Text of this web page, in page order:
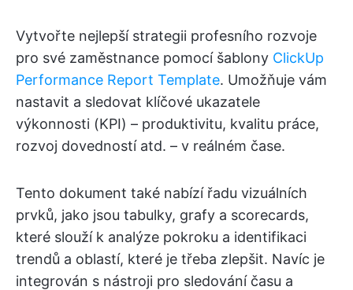
Vytvořte nejlepší strategii profesního rozvoje
pro své zaměstnance pomocí šablony ClickUp
Performance Report Template. Umožňuje vám
nastavit a sledovat klíčové ukazatele
výkonnosti (KPI) – produktivitu, kvalitu práce,
rozvoj dovedností atd. – v reálném čase.
Tento dokument také nabízí řadu vizuálních
prvků, jako jsou tabulky, grafy a scorecards,
které slouží k analýze pokroku a identifikaci
trendů a oblastí, které je třeba zlepšit. Navíc je
integrován s nástroji pro sledování času a